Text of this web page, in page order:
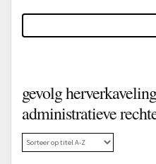
gevolg
administratieve